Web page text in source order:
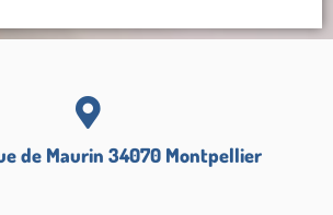
de Maurin 34070 Montpellier